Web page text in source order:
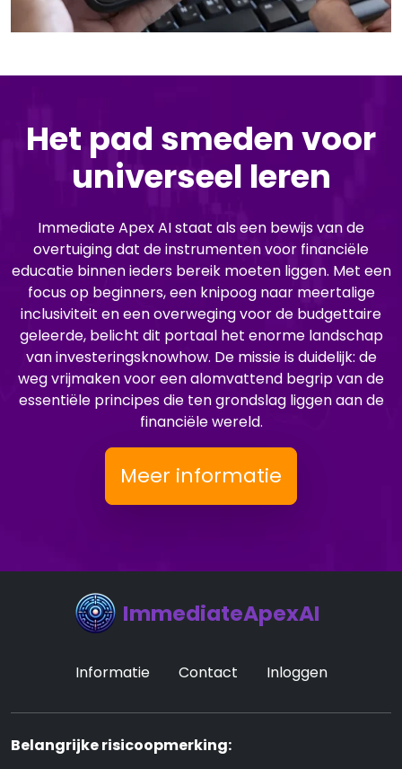
Het pad smeden voor
universeel leren
Immediate Apex AI staat als een bewijs van de
overtuiging dat de instrumenten voor financiële
educatie binnen ieders bereik moeten liggen. Met een
focus op beginners, een knipoog naar meertalige
inclusiviteit en een overweging voor de budgettaire
geleerde, belicht dit portaal het enorme landschap
van investeringsknowhow. De missie is duidelijk: de
weg vrijmaken voor een alomvattend begrip van de
essentiële principes die ten grondslag liggen aan de
financiële wereld.
Meer informatie
ImmediateApexAI
Informatie Contact Inloggen
Belangrijke risicoopmerking: